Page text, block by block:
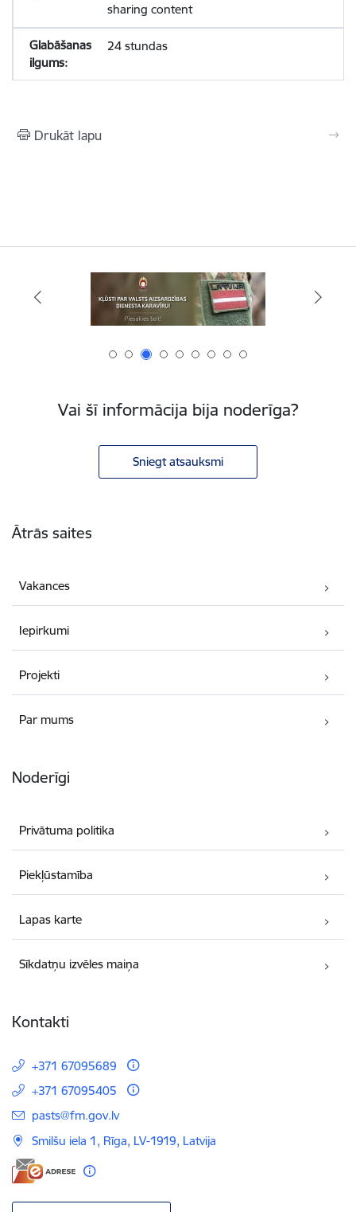
sharing content
24 stundas
Drukāt lapu
Vai šī informācija bija noderīga?
Sniegt atsauksmi
Ātrās saites
Vakances
Iepirkumi
Projekti
Par mums
Noderīgi
Privātuma politika
Piekļūstamība
Lapas karte
Sīkdatņu izvēles maiņa
Kontakti
+371 67095689
+371 67095405
E-pasts:
pasts@fm.gov.lv
Smilšu iela 1, Rīga, LV-1919, Latvija